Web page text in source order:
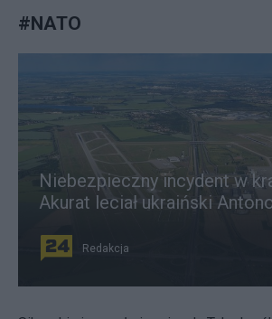
#NATO
Niebezpieczny incydent w
Akurat leciał ukraiński
Redakcja